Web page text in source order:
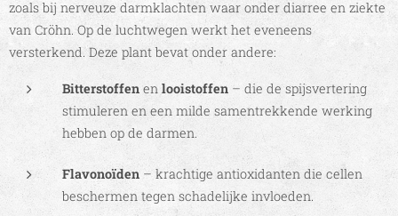
zoals bij nerveuze darmklachten waar onder diarree en ziekte
van Cröhn. Op de luchtwegen werkt het eveneens
versterkend. Deze plant bevat onder andere:
Bitterstoffen en looistoffen – die de spijsvertering
stimuleren en een milde samentrekkende werking
hebben op de darmen.
Flavonoïden – krachtige antioxidanten die cellen
beschermen tegen schadelijke invloeden.